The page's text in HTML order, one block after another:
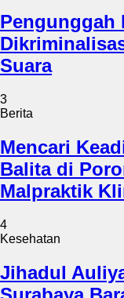
Pengunggah
Suara
3
Berita
Mencari
Balita di
Malpraktik
4
Kesehatan
Jihadul